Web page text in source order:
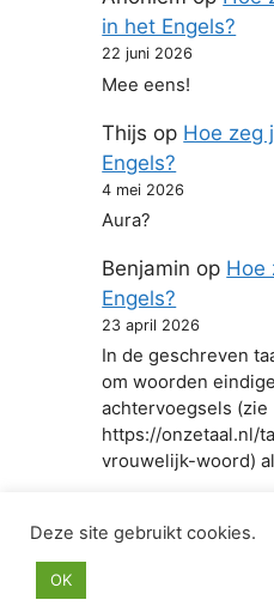
in het Engels?
22 juni 2026
Mee eens!
Thijs op Hoe zeg
Engels?
4 mei 2026
Aura?
Benjamin op Hoe
Engels?
23 april 2026
In de geschreven
om woorden
achtervoegsels (zie
https://onzetaal.nl/
vrouwelijk-woord)
© 2026 Hoe zeg je in het
Deze site gebruikt cookies.
OK